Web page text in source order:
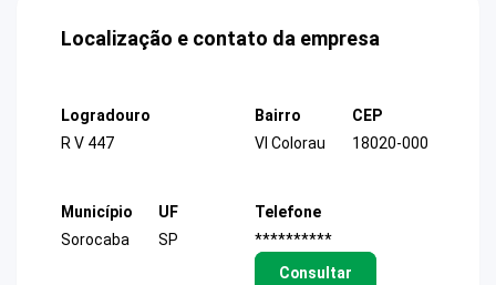
Localização e contato da empresa
Logradouro
R V 447
Bairro
Vl Colorau
CEP
18020-000
Município
Sorocaba
UF
SP
Telefone
**********
Consultar